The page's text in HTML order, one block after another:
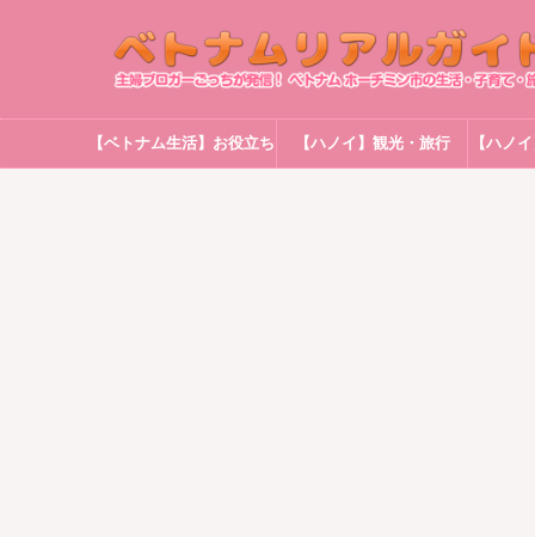
【ベトナム生活】お役立ち 【ハノイ】観光・旅行 【ハノ